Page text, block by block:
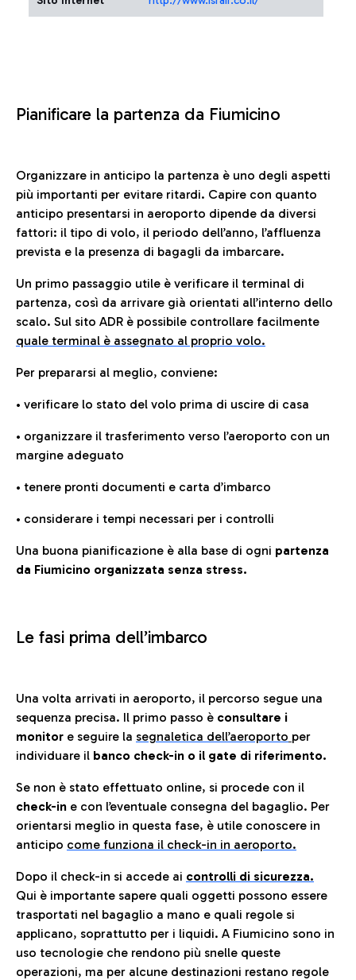
Pianificare la partenza da Fiumicino
Organizzare in anticipo la partenza è uno degli aspetti
più importanti per evitare ritardi. Capire con quanto
anticipo presentarsi in aeroporto dipende da diversi
fattori: il tipo di volo, il periodo dell’anno, l’affluenza
prevista e la presenza di bagagli da imbarcare.
Un primo passaggio utile è verificare il terminal di
partenza, così da arrivare già orientati all’interno dello
scalo. Sul sito ADR è possibile controllare facilmente
quale terminal è assegnato al proprio volo.
Per prepararsi al meglio, conviene:
• verificare lo stato del volo prima di uscire di casa
• organizzare il trasferimento verso l’aeroporto con un
margine adeguato
• tenere pronti documenti e carta d’imbarco
• considerare i tempi necessari per i controlli
Una buona pianificazione è alla base di ogni partenza
da Fiumicino organizzata senza stress.
Le fasi prima dell’imbarco
Una volta arrivati in aeroporto, il percorso segue una
sequenza precisa. Il primo passo è consultare i
monitor e seguire la segnaletica dell’aeroporto per
individuare il banco check-in o il gate di riferimento.
Se non è stato effettuato online, si procede con il
check-in e con l’eventuale consegna del bagaglio. Per
orientarsi meglio in questa fase, è utile conoscere in
anticipo come funziona il check-in in aeroporto.
Dopo il check-in si accede ai controlli di sicurezza.
Qui è importante sapere quali oggetti possono essere
trasportati nel bagaglio a mano e quali regole si
applicano, soprattutto per i liquidi. A Fiumicino sono in
uso tecnologie che rendono più snelle queste
operazioni, ma per alcune destinazioni restano regole